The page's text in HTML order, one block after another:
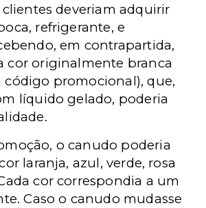
deveriam adquirir
refrigerante, e
em contrapartida,
cor originalmente branca
promocional), que,
líquido gelado, poderia
o canudo poderia
laranja, azul, verde, rosa
cor correspondia a um
Caso o canudo mudasse